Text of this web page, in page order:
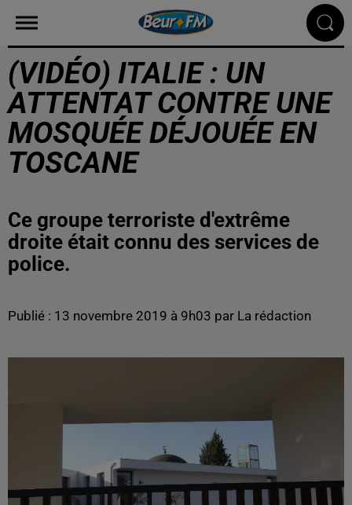
(VIDÉO) ITALIE : UN
ATTENTAT CONTRE UNE
MOSQUÉE DÉJOUÉE EN
TOSCANE
Ce groupe terroriste d'extrême
droite était connu des services de
police.
Publié : 13 novembre 2019 à 9h03 par La rédaction